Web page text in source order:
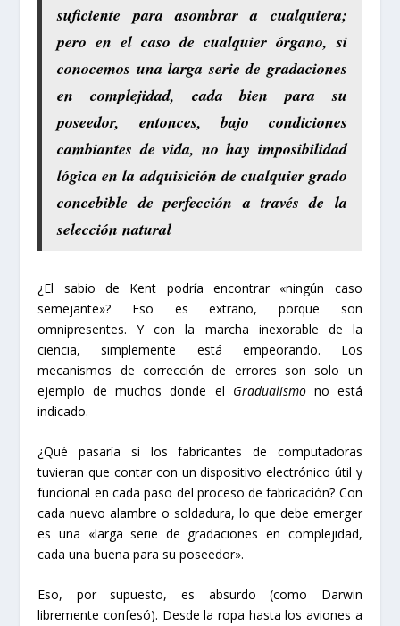
suficiente para asombrar a cualquiera;
pero en el caso de cualquier órgano,si
conocemos una larga serie de gradaciones
en complejidad, cada bien para su
poseedor, entonces, bajo condiciones
cambiantes de vida, no hay imposibilidad
lógica en la adquisición de cualquier grado
concebible de perfección a través de la
selección natural
¿El sabio de Kent podría encontrar «ningún caso
semejante»? Eso es extraño, porque son
omnipresentes. Y con la marcha inexorable de la
ciencia, simplemente está empeorando. Los
mecanismos de corrección de errores son solo un
ejemplo de muchos donde el Gradualismono está
indicado.
¿Qué pasaría si los fabricantes de computadoras
tuvieran que contar con un dispositivo electrónico útil y
funcional en cada paso del proceso de fabricación? Con
cada nuevo alambre o soldadura, lo que debe emerger
es una «larga serie de gradaciones en complejidad,
cada una buena para su poseedor».
Eso, por supuesto, es absurdo (como Darwin
libremente confesó). Desde la ropa hasta los aviones a